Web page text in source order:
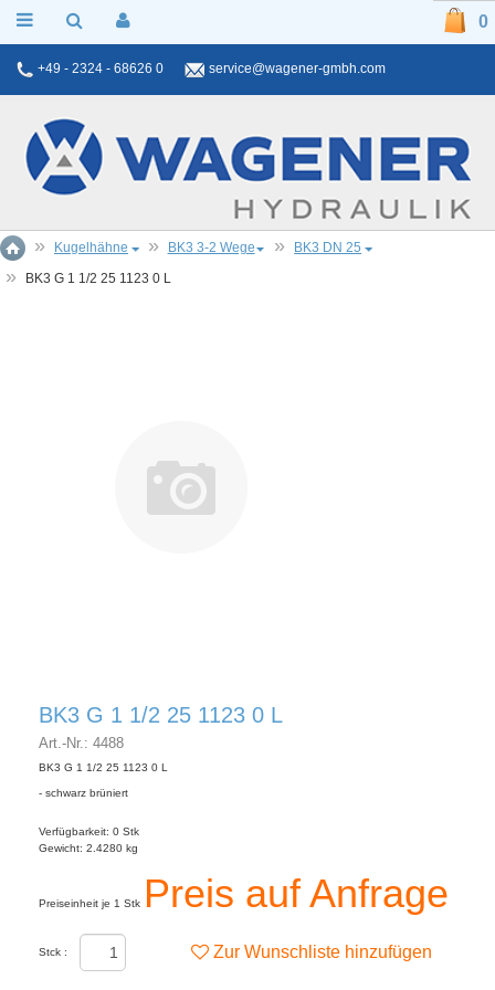
+49 - 2324 - 68626 0 service@wagener-gmbh.com
0
Kugelhähne BK3 3-2 Wege
BK3 DN 25
BK3 G 1 1/2 25 1123 0 L
BK3 G 1 1/2 25 1123 0 L
Art.-Nr.: 4488
BK3 G 1 1/2 25 1123 0 L
- schwarz brüniert
Verfügbarkeit: 0 Stk
Gewicht: 2.4280 kg
Preiseinheit je 1 Stk Preis auf Anfrage
Stck : Zur Wunschliste hinzufügen